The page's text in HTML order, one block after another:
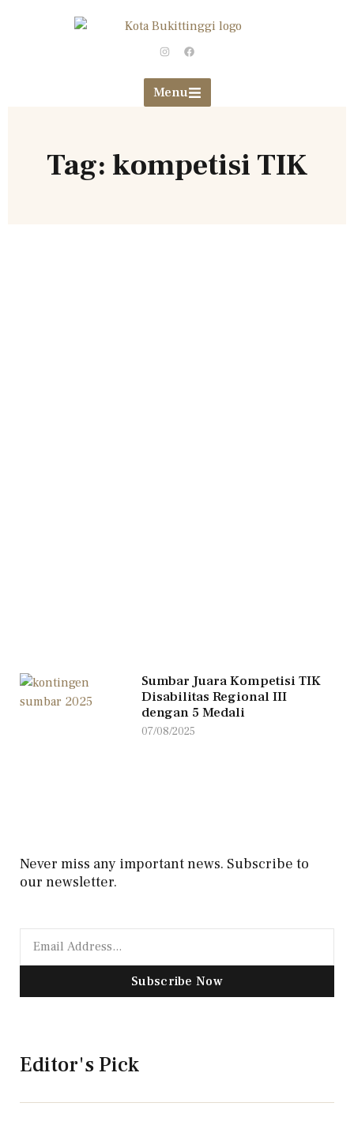
Menu
Tag: kompetisi TIK
Sumbar Juara Kompetisi TIK
Disabilitas Regional III
dengan 5 Medali
07/08/2025
Never miss any important news. Subscribe to
our newsletter.
Subscribe Now
Editor's Pick